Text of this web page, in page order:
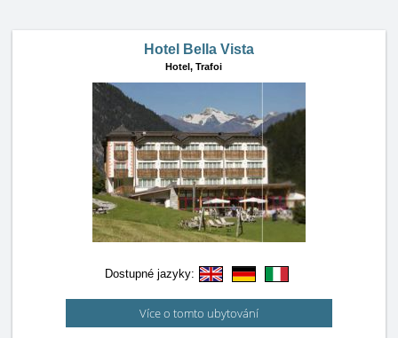
Hotel Bella Vista
Hotel, Trafoi
Dostupné jazyky:
Více o tomto ubytování